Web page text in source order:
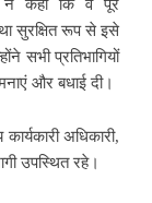
ने कहा कि वे पूरे
सुरक्षित रूप से इसे
सभी प्रतिभागियों
और बधाई दी।
अधिकारी,
उपस्थित रहे।